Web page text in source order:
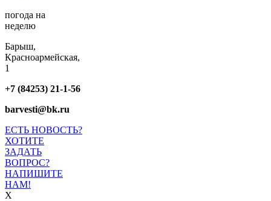
погода на
неделю
Барыш,
Красноармейская,
1
+7 (84253) 21-1-56
barvesti@bk.ru
ЕСТЬ НОВОСТЬ?
ХОТИТЕ
ЗАДАТЬ
ВОПРОС?
НАПИШИТЕ
НАМ!
X